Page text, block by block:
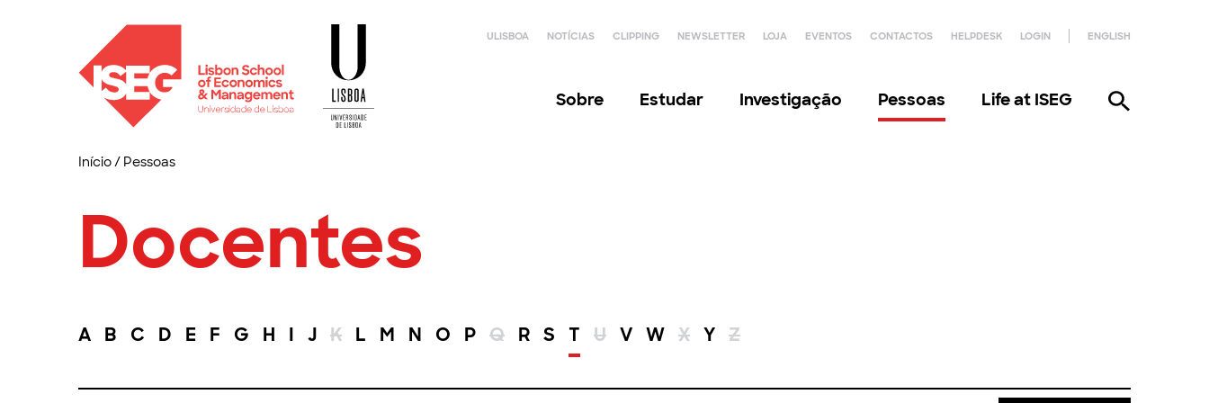
ULISBOA NOTÍCIAS CLIPPING NEWSLETTER LOJA EVENTOS CONTACTOS HELPDESK LOGIN ENGLISH
Sobre Estudar Investigação Pessoas Life at ISEG
Início/ Pessoas
Docentes
A B C D E F G H I J K L M N O P Q R S T U V W X Y Z